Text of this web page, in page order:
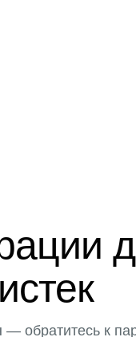
обратитесь к